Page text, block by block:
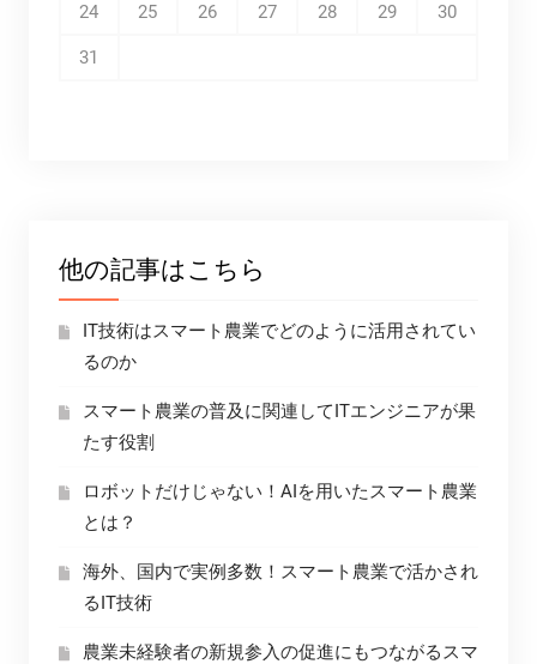
24 25 26 27 28 29 30
31
他の記事はこちら
IT技術はスマート農業でどのように活用されてい
るのか
スマート農業の普及に関連してITエンジニアが果
たす役割
ロボットだけじゃない！AIを用いたスマート農業
とは？
海外、国内で実例多数！スマート農業で活かされ
るIT技術
農業未経験者の新規参入の促進にもつながるスマ